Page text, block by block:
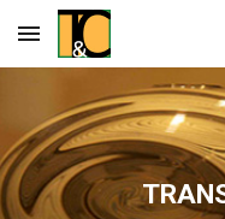
Skip to main content